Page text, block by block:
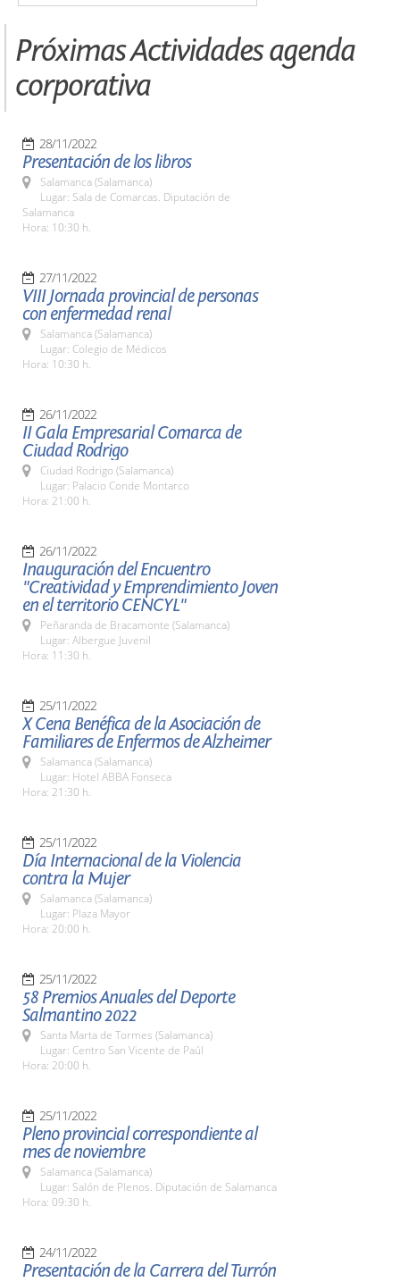
Próximas Actividades agenda
corporativa
28/11/2022
Presentación de los libros
Salamanca (Salamanca)
Lugar: Sala de Comarcas. Diputación de
Salamanca
Hora: 10:30 h.
27/11/2022
VIII Jornada provincial de personas
con enfermedad renal
Salamanca (Salamanca)
Lugar: Colegio de Médicos
Hora: 10:30 h.
26/11/2022
II Gala Empresarial Comarca de
Ciudad Rodrigo
Ciudad Rodrigo (Salamanca)
Lugar: Palacio Conde Montarco
Hora: 21:00 h.
26/11/2022
Inauguración del Encuentro
"Creatividad y Emprendimiento Joven
en el territorio CENCYL"
Peñaranda de Bracamonte (Salamanca)
Lugar: Albergue Juvenil
Hora: 11:30 h.
25/11/2022
X Cena Benéfica de la Asociación de
Familiares de Enfermos de Alzheimer
Salamanca (Salamanca)
Lugar: Hotel ABBA Fonseca
Hora: 21:30 h.
25/11/2022
Día Internacional de la Violencia
contra la Mujer
Salamanca (Salamanca)
Lugar: Plaza Mayor
Hora: 20:00 h.
25/11/2022
58 Premios Anuales del Deporte
Salmantino 2022
Santa Marta de Tormes (Salamanca)
Lugar: Centro San Vicente de Paúl
Hora: 20:00 h.
25/11/2022
Pleno provincial correspondiente al
mes de noviembre
Salamanca (Salamanca)
Lugar: Salón de Plenos. Diputación de Salamanca
Hora: 09:30 h.
24/11/2022
Presentación de la Carrera del Turrón